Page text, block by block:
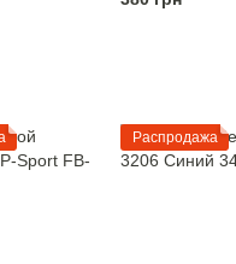
Распродажа